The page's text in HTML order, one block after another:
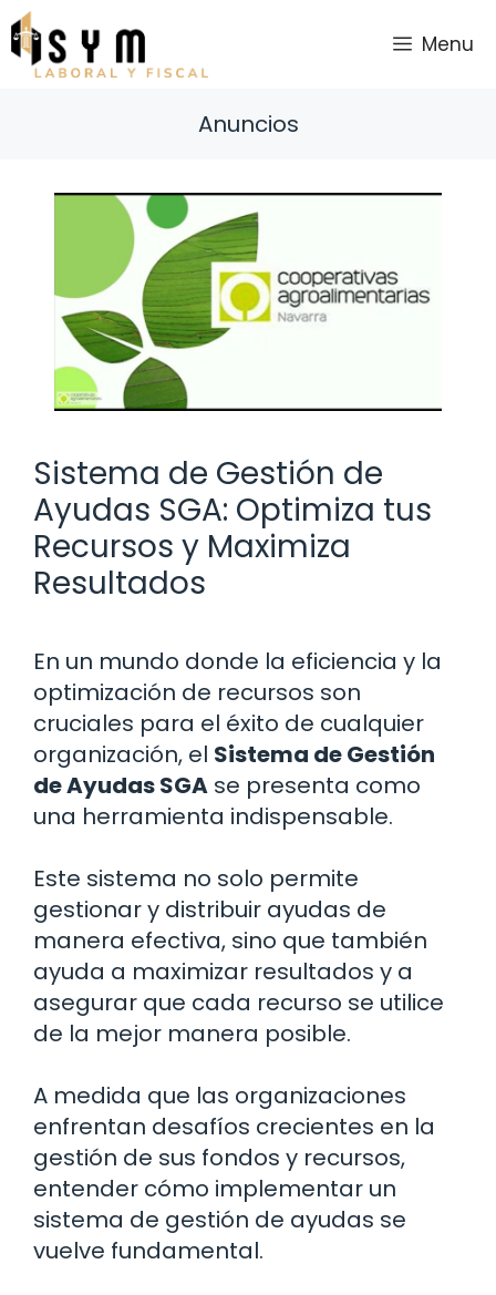
Saltar
al
contenido
Menu
Anuncios
Sistema de Gestión de
Ayudas SGA: Optimiza tus
Recursos y Maximiza
Resultados
En un mundo donde la eficiencia y la
optimización de recursos son
cruciales para el éxito de cualquier
organización, el Sistema de Gestión
de Ayudas SGA se presenta como
una herramienta indispensable.
Este sistema no solo permite
gestionar y distribuir ayudas de
manera efectiva, sino que también
ayuda a maximizar resultados y a
asegurar que cada recurso se utilice
de la mejor manera posible.
A medida que las organizaciones
enfrentan desafíos crecientes en la
gestión de sus fondos y recursos,
entender cómo implementar un
sistema de gestión de ayudas se
vuelve fundamental.